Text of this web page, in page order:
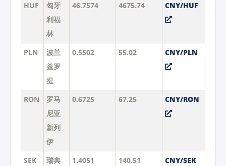
HUF
匈牙
利福
林
46.7574 4675.74 CNY/HUF
PLN
波兰
兹罗
提
0.5502 55.02 CNY/PLN
RON
罗马
尼亚
新列
伊
0.6725 67.25 CNY/RON
SEK
瑞典
1.4051 140.51 CNY/SEK